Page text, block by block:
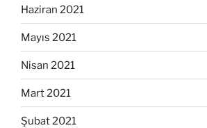
Haziran 2021
Mayıs 2021
Nisan 2021
Mart 2021
Şubat 2021